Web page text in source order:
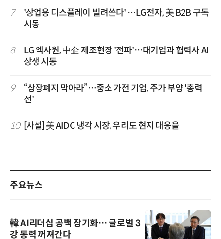
7
'상업용 디스플레이 빌려쓴다' …LG전자, 美 B2B 구독
시동
8
LG 엑사원, 中企 제조현장 '전파'…대기업과 협력사 AI
상생 시동
9
“상장폐지 막아라”…중소 가전 기업, 주가 부양 '총력
전'
10 [사설] 美 AIDC 냉각 시장, 우리도 현지 대응을
주요뉴스
韓 AI리더십 공백 장기화… 글로벌 3
강 동력 꺼져간다